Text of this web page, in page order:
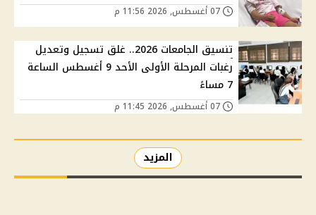
تنسيق الجامعات 2026.. غلق تسجيل وتعديل
رغبات المرحلة الأولى الأحد 9 أغسطس الساعة
7 مساءً
المزيد